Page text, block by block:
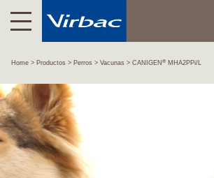
Home Productos Perros Vacunas CANIGEN ® MHA2PPi/L